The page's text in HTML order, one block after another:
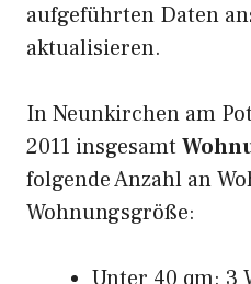
aufgeführten Daten
aktualisieren.
In Neunkirchen am
2011 insgesamt
folgende Anzahl an
Wohnungsgröße: